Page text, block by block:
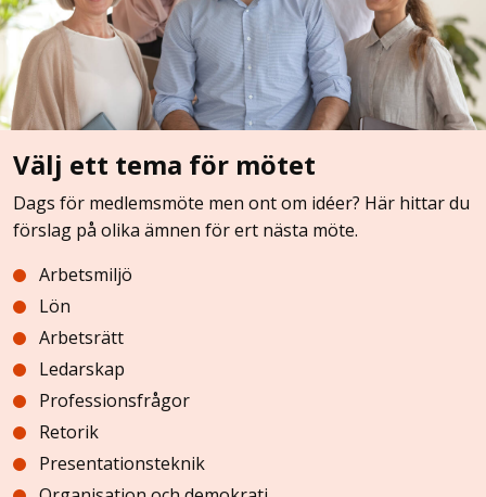
Välj ett tema för mötet
Dags för medlemsmöte men ont om idéer? Här hittar du
förslag på olika ämnen för ert nästa möte.
Arbetsmiljö
Lön
Arbetsrätt
Ledarskap
Professionsfrågor
Retorik
Presentationsteknik